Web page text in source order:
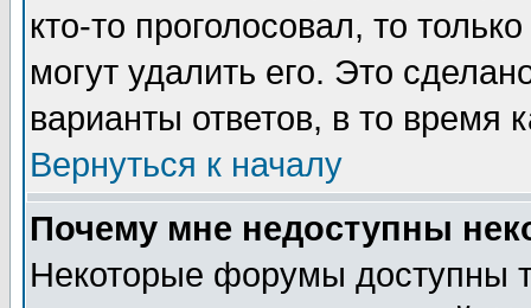
кто-то проголосовал, то
могут удалить его. Это
варианты ответов, в то время
Вернуться к началу
Почему мне недоступны
Некоторые форумы доступны